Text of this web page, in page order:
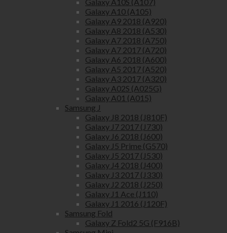
Galaxy A10 (A105)
Galaxy A9 2018 (A920)
Galaxy A8 2018 (A530)
Galaxy A7 2018 (A750)
Galaxy A7 2017 (A720)
Galaxy A6 2018 (A600)
Galaxy A5 2017 (A520)
Galaxy A3 2017 (A320)
Galaxy A02S (A025G)
Galaxy A01 (A015)
Samsung J
Galaxy J8 2018 (J810F)
Galaxy J7 2017 (J730)
Galaxy J6 2018 (J600)
Galaxy J5 Prime (G570)
Galaxy J5 2017 (J530)
Galaxy J4 2018 (J400)
Galaxy J3 2017 (J330)
Galaxy J2 2018 (J250)
Galaxy J1 Ace (J110)
Galaxy J1 2016 (J120F)
Samsung Fold
Galaxy Z Fold2 5G (F916B)